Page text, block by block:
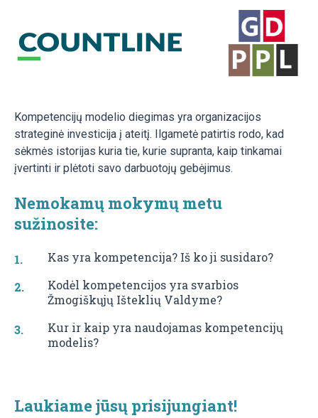
Kompetencijų modelio diegimas yra organizacijos
strateginė investicija į ateitį. Ilgametė patirtis rodo, kad
sėkmės istorijas kuria tie, kurie supranta, kaip tinkamai
įvertinti ir plėtoti savo darbuotojų gebėjimus.
Nemokamų mokymų metu
sužinosite:
Kas yra kompetencija? Iš ko ji susidaro?
Kodėl kompetencijos yra svarbios
Žmogiškųjų Išteklių Valdyme?
Kur ir kaip yra naudojamas kompetencijų
modelis?
Laukiame jūsų prisijungiant!